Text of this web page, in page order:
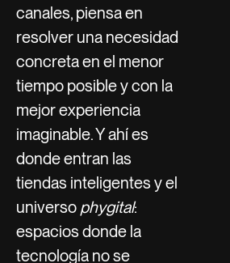
canales, piensa en
resolver una necesidad
concreta en el menor
tiempo posible y con la
mejor experiencia
imaginable. Y ahí es
donde entran las
tiendas inteligentes y el
universo phygital:
espacios donde la
tecnología no se